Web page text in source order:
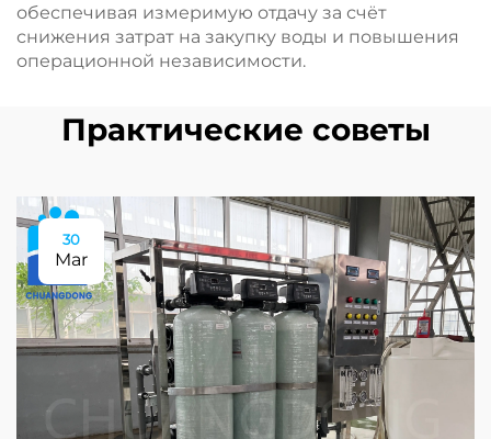
обеспечивая измеримую отдачу за счёт
снижения затрат на закупку воды и повышения
операционной независимости.
Практические советы
30
Mar